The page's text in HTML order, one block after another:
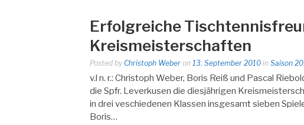
Erfolgreiche
Kreismeisterschaften
Posted by Christoph Weber on 13. September 2010 in Saison
v.l n. r.: Christoph Weber, Boris Reiß und Pascal
die Spfr. Leverkusen die diesjährigen
in drei veschiedenen Klassen insgesamt sieben
Boris…